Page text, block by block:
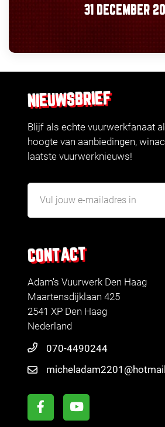
31 DECEMBER
CONTACT
Adam's Vuurwerk Den Haag
Maartensdijklaan 425
2541 XP Den Haag
Nederland
070-4490244
NIEUWSBRIEF
Blijf als echte vuurwerkfanaat
hoogte van aanbiedingen,
laatste vuurwerknieuws!